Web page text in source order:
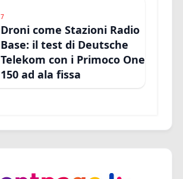
7
Droni come Stazioni Radio
Base: il test di Deutsche
Telekom con i Primoco One
150 ad ala fissa